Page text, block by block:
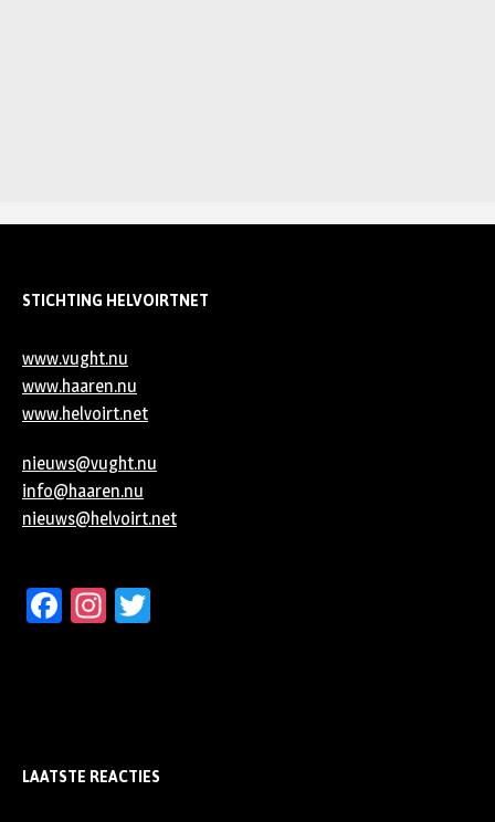
STICHTING HELVOIRTNET
www.vught.nu
www.haaren.nu
www.helvoirt.net
nieuws@vught.nu
info@haaren.nu
nieuws@helvoirt.net
Facebook
Instagram
LAATSTE REACTIES